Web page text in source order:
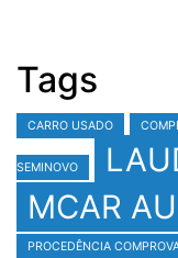
Tags
CARRO USADO
SEMINOVO
MCAR
PROCEDÊNCIA